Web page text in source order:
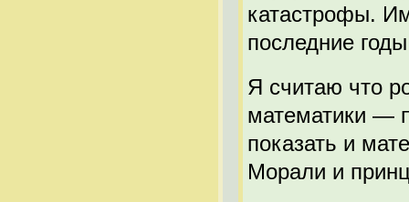
катастрофы.
последние
Я считаю что
математики —
показать и
Морали и